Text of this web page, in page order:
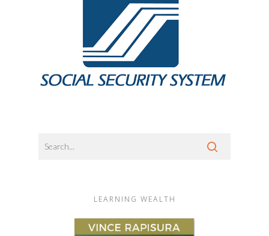
LEARNING WEALTH